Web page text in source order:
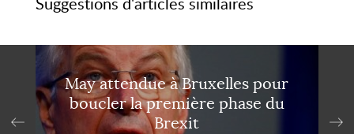
May attendue à Bruxelles pour
boucler la première phase du
Brexit